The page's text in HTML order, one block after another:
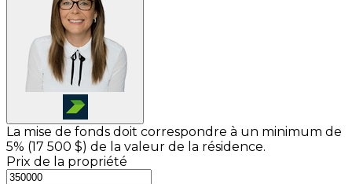
La mise de fonds doit correspondre à un minimum de
5% (17 500 $) de la valeur de la résidence.
Prix de la propriété